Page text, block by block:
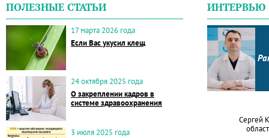
ПОЛЕЗНЫЕ СТАТЬИ
17 марта 2026 года
Если Вас укусил клещ
24 октября 2025 года
О закреплении кадров в
системе здравоохранения
3 июля 2025 года
ИНТЕРВЬЮ
Сергей